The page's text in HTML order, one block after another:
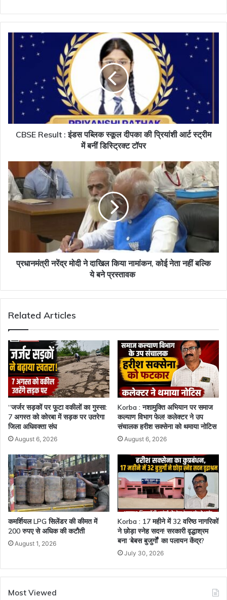
CBSE
Result
दीपका
प्रियांशी
आर्ट
डिस्ट्रिक्ट
टॉपर
CBSE Result : इंडस पब्लिक स्कूल दीपका की प्रियांशी आर्ट स्ट्रीम
में बनीं डिस्ट्रिक्ट टॉपर
नरेंद्र
मोदी
ने
दाखिल
नेता
प्रधानमंत्री नरेंद्र मोदी ने दाखिल किया नामांकन, कोई नेता नहीं बल्कि
ये बने प्रस्तावक
Related Articles
“जर्जर सड़कों पर फूटा वकीलों का गुस्सा:
7 अगस्त को कोरबा में सड़क पर उतरेगा
जिला अधिवक्ता संघ
August 6, 2026
Korba : नशामुक्ति अभियान पर समाज
कल्याण विभाग फेल! कलेक्टर ने उप
संचालक हरीश सक्सेना को थमाया नोटिस
August 6, 2026
कमर्शियल LPG सिलेंडर की कीमत में
200 रुपए से अधिक की कटौती
August 1, 2026
Korba : 17 महीने में 32 वरिष्ठ नागरिकों
ने छोड़ा स्नेह सदन! सरकारी वृद्धाश्रम
बना ‘बेबस बुजुर्गों’ का पलायन केंद्र?
July 30, 2026
Most Viewed